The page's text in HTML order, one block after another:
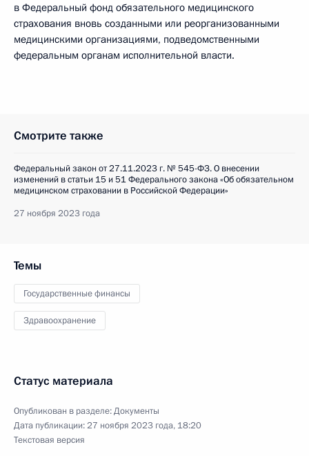
в Федеральный фонд обязательного медицинского
страхования вновь созданными или реорганизованными
медицинскими организациями, подведомственными
федеральным органам исполнительной власти.
Смотрите также
Федеральный закон от 27.11.2023 г. № 545-ФЗ. О внесении
изменений в статьи 15 и 51 Федерального закона «Об обязательном
медицинском страховании в Российской Федерации»
27 ноября 2023 года
Темы
Государственные финансы
Здравоохранение
Статус материала
Опубликован в разделе:Документы
Дата публикации:27 ноября 2023 года, 18:20
Текстовая версия